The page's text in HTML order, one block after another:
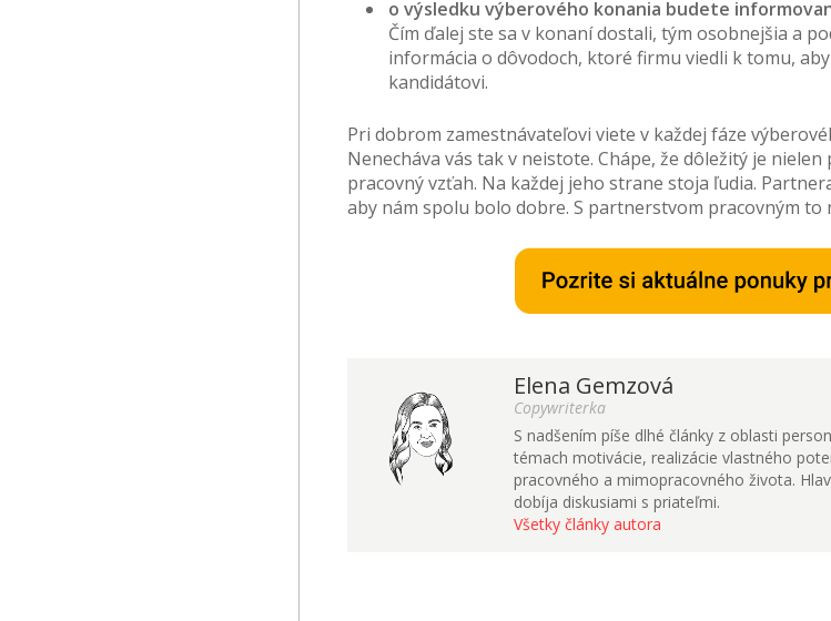
o výsledku výberového konania budete
Čím ďalej ste sa v konaní dostali, tým osobnejšia a
informácia o dôvodoch, ktoré firmu viedli k tomu,
kandidátovi.
Pri dobrom zamestnávateľovi viete v každej fáze
Nenecháva vás tak v neistote. Chápe, že dôležitý je
pracovný vzťah. Na každej jeho strane stoja ľudia.
aby nám spolu bolo dobre. S partnerstvom pracovným to
Elena Gemzová
Copywriterka
S nadšením píše dlhé články z oblasti
témach motivácie, realizácie vlastného
pracovného a mimopracovného života.
dobíja diskusiami s priateľmi.
Všetky články autora